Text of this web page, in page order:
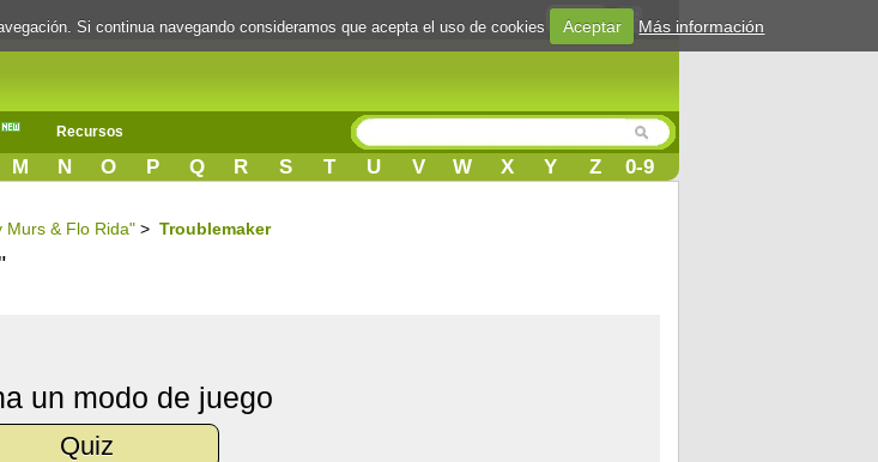
Login
Recursos
M N O P Q R S T U V W X Y Z 0-9
Murs & Flo Rida" > Troublemaker
un modo de juego
Quiz
Si continua navegando consideramos que acepta el uso de cookies Aceptar Más información